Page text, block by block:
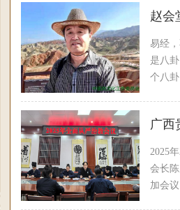
赵会
易经
是八
个八
广西
2025
会长
加会